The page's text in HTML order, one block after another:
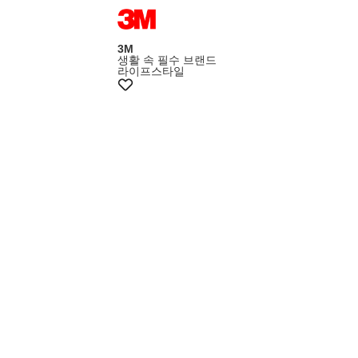
멤버스5천원쿠폰
3M
생활 속 필수 브랜드
라이프스타일